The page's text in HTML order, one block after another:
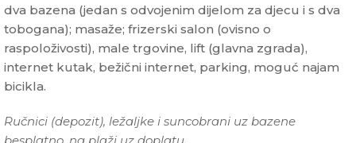
dva bazena (jedan s odvojenim dijelom za djecu i s dva
tobogana); masaže; frizerski salon (ovisno o
raspoloživosti), male trgovine, lift (glavna zgrada),
internet kutak, bežični internet, parking, moguć najam
bicikla.
Ručnici (depozit), ležaljke i suncobrani uz bazene